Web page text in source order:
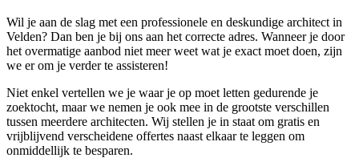
Wil je aan de slag met een professionele en deskundige architect in
Velden? Dan ben je bij ons aan het correcte adres. Wanneer je door
het overmatige aanbod niet meer weet wat je exact moet doen, zijn
we er om je verder te assisteren!
Niet enkel vertellen we je waar je op moet letten gedurende je
zoektocht, maar we nemen je ook mee in de grootste verschillen
tussen meerdere architecten. Wij stellen je in staat om gratis en
vrijblijvend verscheidene offertes naast elkaar te leggen om
onmiddellijk te besparen.